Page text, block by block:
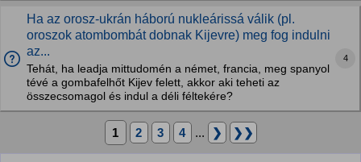
Ha az orosz-ukrán háború nukleárissá válik (pl.
oroszok atombombát dobnak Kijevre) meg fog indulni
az...
Tehát, ha leadja mittudomén a német, francia, meg spanyol
tévé a gombafelhőt Kijev felett, akkor aki teheti az
összecsomagol és indul a déli féltekére?
4
1 2 3 4 ... ❯ ❯❯